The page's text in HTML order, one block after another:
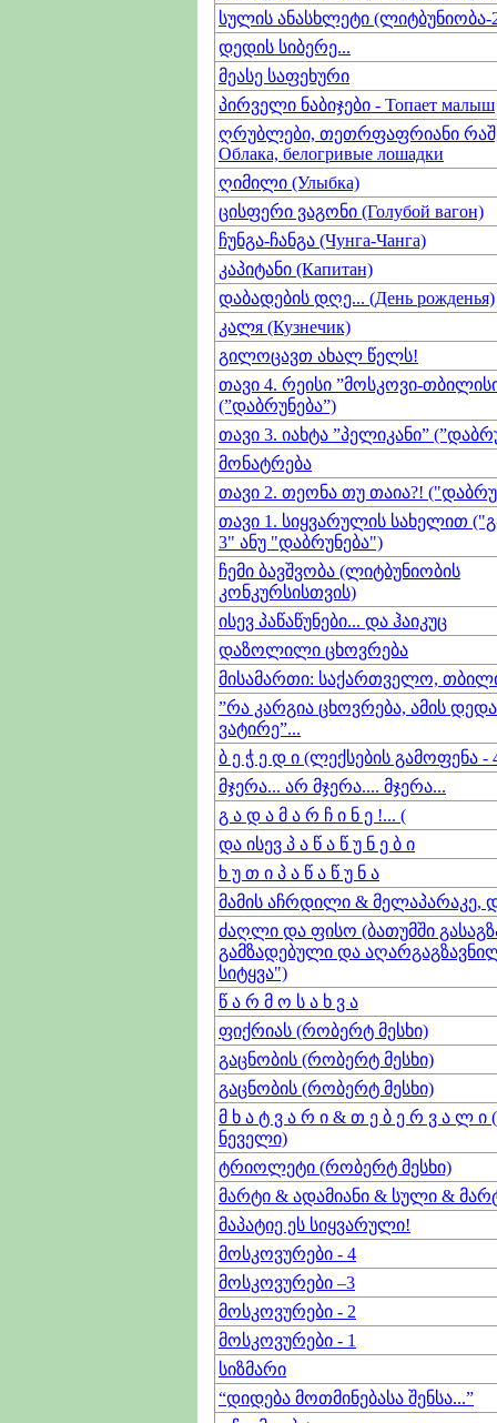
სულის ანასხლეტი (ლიტბუნიობა-
დედის სიბერე...
მეასე საფეხური
პირველი ნაბიჯები - Топает малыш
ღრუბლები, თეთრფაფრიანი
Облака, белогривые лошадки
ღიმილი (Улыбка)
ცისფერი ვაგონი (Голубой вагон)
ჩუნგა-ჩანგა (Чунга-Чанга)
კაპიტანი (Капитан)
დაბადების დღე... (День рожденья)
კალя (Кузнечик)
გილოცავთ ახალ წელს!
თავი 4. რეისი ”მოსკოვი-
(”დაბრუნება”)
თავი 3. იახტა ”პელიკანი”
მონატრება
თავი 2. თეონა თუ თაია?!
თავი 1. სიყვარულის სახელით
3" ანუ "დაბრუნება")
ჩემი ბავშვობა (ლიტბუნიობის
კონკურსისთვის)
ისევ პაწაწუნები... და ჰაიკუც
დაზოლილი ცხოვრება
მისამართი: საქართველო,
”რა კარგია ცხოვრება, ამის დედა
ვატირე”...
ბ ე ჭ ე დ ი (ლექსების გამოფენა -
მჯერა... არ მჯერა.... მჯერა...
გ ა დ ა მ ა რ ჩ ი ნ ე !... (
და ისევ პ ა წ ა წ უ ნ ე ბ ი
ხ უ თ ი პ ა წ ა წ უ ნ ა
მამის აჩრდილი & მელაპარაკე,
ძაღლი და ფისო (ბათუმში
გამზადებული და
სიტყვა")
წ ა რ მ ო ს ა ხ ვ ა
ფიქრიას (რობერტ მესხი)
გაცნობის (რობერტ მესხი)
გაცნობის (რობერტ მესხი)
მ ხ ა ტ ვ ა რ ი & თ ე ბ ე რ ვ ა ლ ი
ნეველი)
ტრიოლეტი (რობერტ მესხი)
მარტი & ადამიანი & სული &
მაპატიე ეს სიყვარული!
მოსკოვურები - 4
მოსკოვურები –3
მოსკოვურები - 2
მოსკოვურები - 1
სიზმარი
“დიდება მოთმინებასა შენსა...”